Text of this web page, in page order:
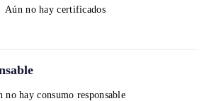
Aún no hay certificados
no hay consumo responsable